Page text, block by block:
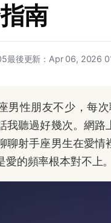
南
最後更新：Apr 06, 2026
男性朋友不少，每
我聽過好幾次。網
聊射手座男生在愛
愛的頻率根本對不上。